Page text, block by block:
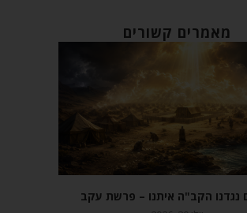
מאמרים קשורים
הקב"ה איתנו – פרשת עקב